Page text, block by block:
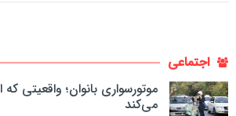
اجتماعی
موتورسواری بانوان؛ واقعیتی
می‌کند